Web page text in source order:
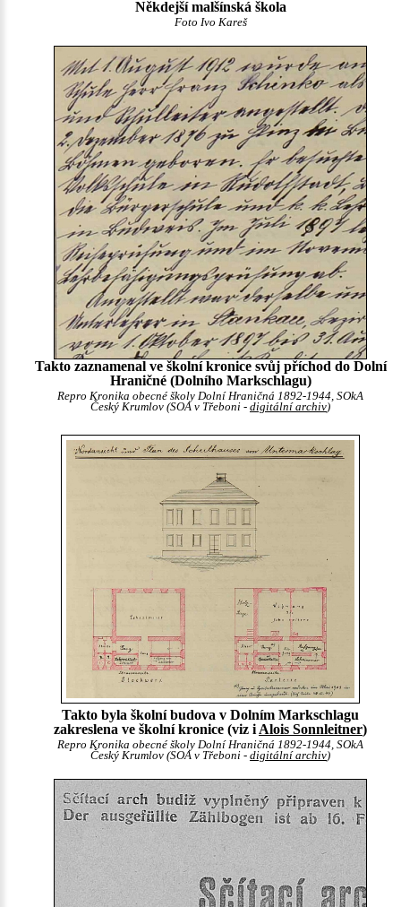
Někdejší malšínská škola
Foto Ivo Kareš
Takto zaznamenal ve školní kronice svůj příchod do Dolní
Hraničné (Dolního Markschlagu)
Repro Kronika obecné školy Dolní Hraničná 1892-1944, SOkA
Český Krumlov (SOA v Třeboni - digitální archiv)
Takto byla školní budova v Dolním Markschlagu
zakreslena ve školní kronice (viz i Alois Sonnleitner)
Repro Kronika obecné školy Dolní Hraničná 1892-1944, SOkA
Český Krumlov (SOA v Třeboni - digitální archiv)